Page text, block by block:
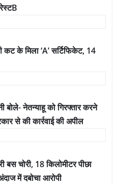
कट के मिला ‘A’ सर्टिफिकेट, 14
बोले- नेतन्याहू को गिरफ्तार करने
से की कार्रवाई की अपील
चोरी, 18 किलोमीटर पीछा
में दबोचा आरोपी